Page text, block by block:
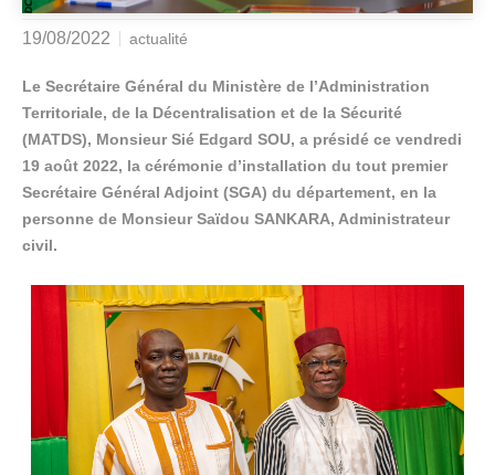
19/08/2022 actualité
Le Secrétaire Général du Ministère de l’Administration
Territoriale, de la Décentralisation et de la Sécurité
(MATDS), Monsieur Sié Edgard SOU, a présidé ce vendredi
19 août 2022, la cérémonie d’installation du tout premier
Secrétaire Général Adjoint (SGA) du département, en la
personne de Monsieur Saïdou SANKARA, Administrateur
civil.